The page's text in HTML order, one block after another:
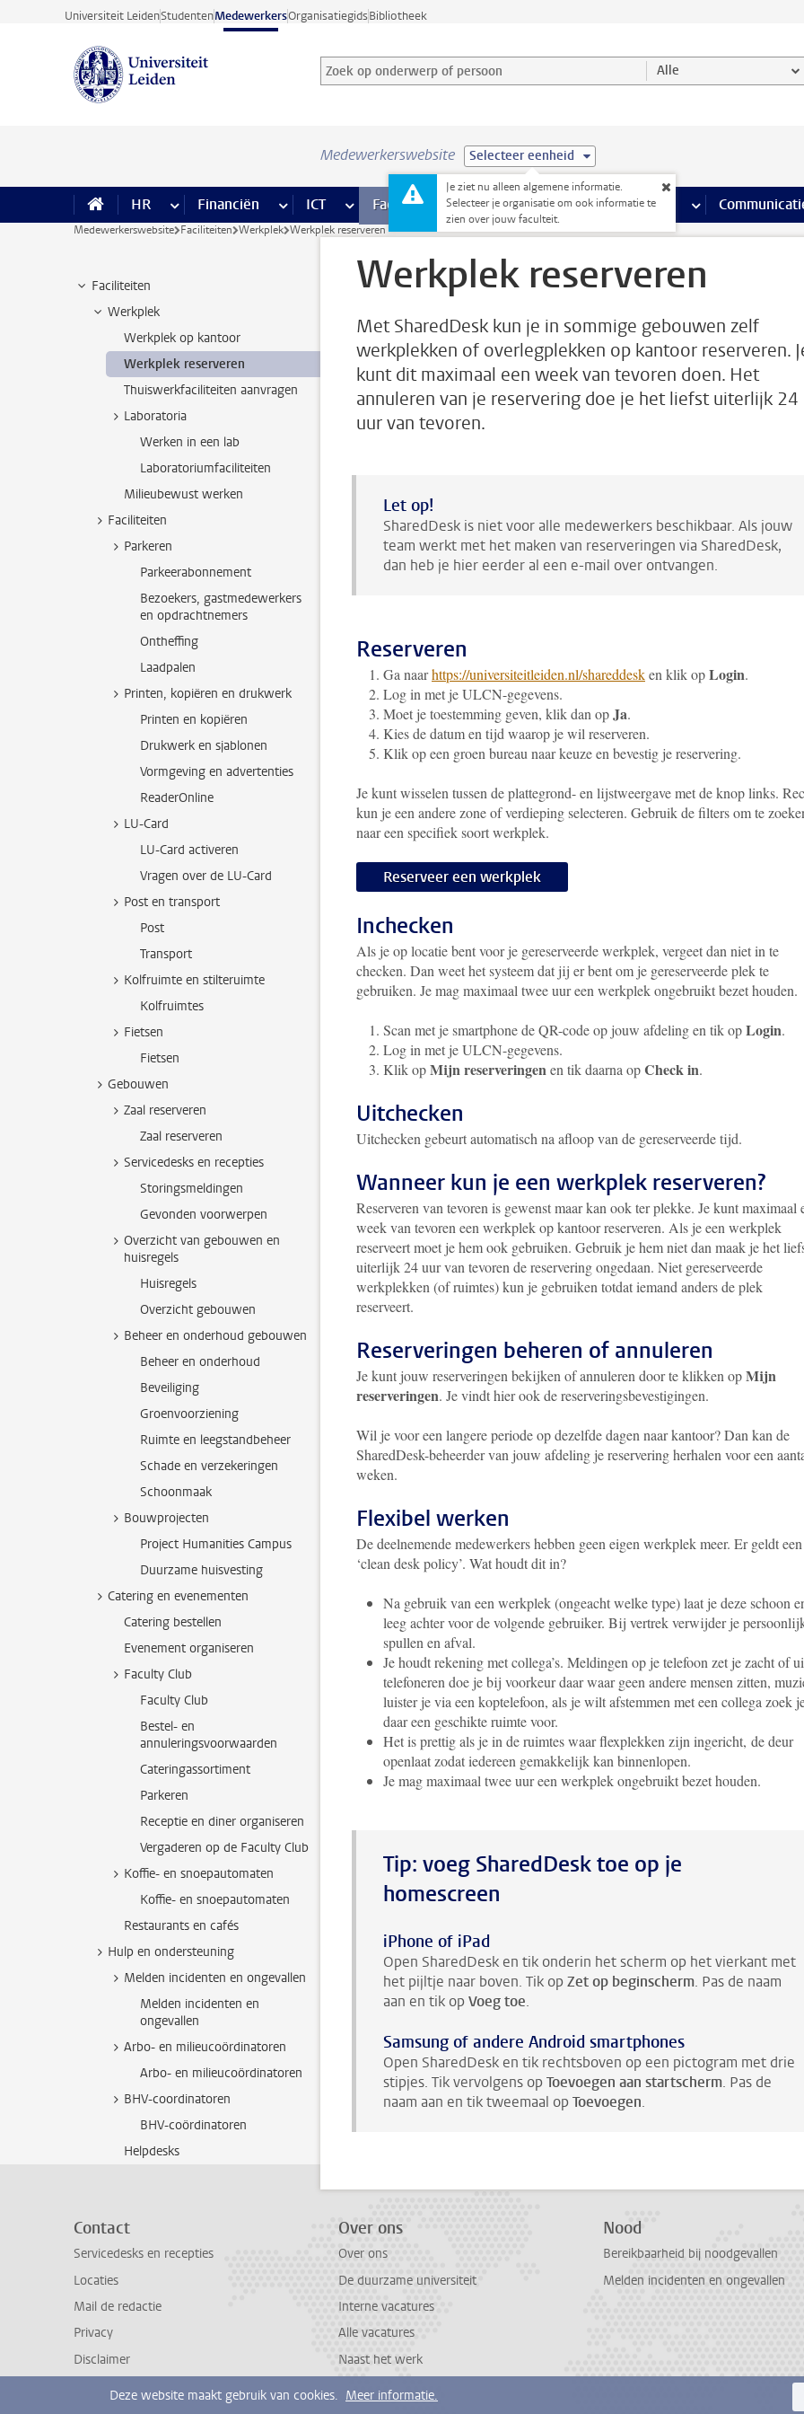
Ga direct naar de inhoud
Universiteit LeidenStudentenMedewerkersOrganisatiegidsBibliotheek
Zoek op onderwerp of persoon en selecteer categorie
Zoekterm Alle
Medewerkerswebsite Selecteer eenheid
Je ziet nu alleen algemene informatie.
Selecteer je organisatie om ook informatie te
zien over jouw faculteit.
HR meer HR pagina’s
Financiën meer Financiën pagina’s
ICT meer ICT pagina’s
Faciliteiten meer Faciliteiten pagina’s
Onderwijs meer Onderwijs pagina’s
Onderzoek meer Onderzoek
Medewerkerswebsite Faciliteiten Werkplek Werkplek reserveren
Faciliteiten
Werkplek
Werkplek op kantoor
Werkplek reserveren
Thuiswerkfaciliteiten aanvragen
Laboratoria
Werken in een lab
Laboratoriumfaciliteiten
Milieubewust werken
Faciliteiten
Parkeren
Parkeerabonnement
Bezoekers, gastmedewerkers
en opdrachtnemers
Ontheffing
Laadpalen
Printen, kopiëren en drukwerk
Printen en kopiëren
Drukwerk en sjablonen
Vormgeving en advertenties
ReaderOnline
LU-Card
LU-Card activeren
Vragen over de LU-Card
Post en transport
Post
Transport
Kolfruimte en stilteruimte
Kolfruimtes
Fietsen
Fietsen
Gebouwen
Zaal reserveren
Zaal reserveren
Servicedesks en recepties
Storingsmeldingen
Gevonden voorwerpen
Overzicht van gebouwen en
huisregels
Huisregels
Overzicht gebouwen
Beheer en onderhoud gebouwen
Beheer en onderhoud
Beveiliging
Groenvoorziening
Ruimte en leegstandbeheer
Schade en verzekeringen
Schoonmaak
Bouwprojecten
Project Humanities Campus
Duurzame huisvesting
Catering en evenementen
Catering bestellen
Evenement organiseren
Faculty Club
Faculty Club
Bestel- en
annuleringsvoorwaarden
Cateringassortiment
Parkeren
Receptie en diner organiseren
Vergaderen op de Faculty Club
Koffie- en snoepautomaten
Koffie- en snoepautomaten
Restaurants en cafés
Hulp en ondersteuning
Melden incidenten en ongevallen
Melden incidenten en
ongevallen
Arbo- en milieucoördinatoren
Arbo- en milieucoördinatoren
BHV-coordinatoren
BHV-coördinatoren
Helpdesks
Werkplek reserveren
Met SharedDesk kun je in sommige gebouwen zelf
werkplekken of overlegplekken op kantoor reserveren.
kunt dit maximaal een week van tevoren doen. Het
annuleren van je reservering doe je het liefst uiterlijk 24
uur van tevoren.
Let op!
SharedDesk is niet voor alle medewerkers beschikbaar. Als jouw
team werkt met het maken van reserveringen via SharedDesk,
dan heb je hier eerder al een e-mail over ontvangen.
Reserveren
Ga naarhttps://universiteitleiden.nl/shareddesken klik opLogin.
Log in met je ULCN-gegevens.
Moet je toestemming geven, klik dan opJa.
Kies de datum en tijd waarop je wil reserveren.
Klik op een groen bureau naar keuze en bevestig je reservering.
Je kunt wisselen tussen de plattegrond- en lijstweergave met de knop links.
kun je een andere zone of verdieping selecteren. Gebruik de filters om te
naar een specifiek soort werkplek.
Reserveer een werkplek
Inchecken
Als je op locatie bent voor je gereserveerde werkplek, vergeet dan niet in te
checken. Dan weet het systeem dat jij er bent om je gereserveerde plek te
gebruiken. Je mag maximaal twee uur een werkplek ongebruikt bezet houden.
Scan met je smartphone de QR-code op jouw afdeling en tik opLogin.
Log in met je ULCN-gegevens.
Klik opMijn reserveringenen tik daarna opCheck in.
Uitchecken
Uitchecken gebeurt automatisch na afloop van de gereserveerde tijd.
Wanneer kun je een werkplek reserveren?
Reserveren van tevoren is gewenst maar kan ook ter plekke. Je kunt maximaal
week van tevoren een werkplek op kantoor reserveren. Als je een werkplek
reserveert moet je hem ook gebruiken. Gebruik je hem niet dan maak je het
uiterlijk 24 uur van tevoren de reservering ongedaan. Niet gereserveerde
werkplekken (of ruimtes) kun je gebruiken totdat iemand anders de plek
reserveert.
Reserveringen beheren of annuleren
Je kunt jouw reserveringen bekijken of annuleren door te klikken opMijn
reserveringen. Je vindt hier ook de reserveringsbevestigingen.
Wil je voor een langere periode op dezelfde dagen naar kantoor? Dan kan de
SharedDesk-beheerder van jouw afdeling je reservering herhalen voor een
weken.
Flexibel werken
De deelnemende medewerkers hebben geen eigen werkplek meer. Er geldt een
‘clean desk policy’. Wat houdt dit in?
Na gebruik van een werkplek (ongeacht welke type) laat je deze schoon
leeg achter voor de volgende gebruiker. Bij vertrek verwijder je
spullen en afval.
Je houdt rekening met collega’s. Meldingen op je telefoon zet je zacht of
telefoneren doe je bij voorkeur daar waar geen andere mensen zitten,
luister je via een koptelefoon, als je wilt afstemmen met een collega zoek
daar een geschikte ruimte voor.
Het is prettig als je in de ruimtes waar flexplekken zijn ingericht, de deur
openlaat zodat iedereen gemakkelijk kan binnenlopen.
Je mag maximaal twee uur een werkplek ongebruikt bezet houden.
Tip: voeg SharedDesk toe op je
homescreen
iPhone of iPad
Open SharedDesk en tik onderin het scherm op het vierkant met
het pijltje naar boven. Tik opZet op beginscherm. Pas de naam
aan en tik opVoeg toe.
Samsung of andere Android smartphones
Open SharedDesk en tik rechtsboven op een pictogram met drie
stipjes. Tik vervolgens opToevoegen aan startscherm. Pas de
naam aan en tik tweemaal opToevoegen.
Contact
Servicedesks en recepties
Locaties
Mail de redactie
Privacy
Disclaimer
Over ons
Over ons
De duurzame universiteit
Interne vacatures
Alle vacatures
Naast het werk
Nood
Bereikbaarheid bij noodgevallen
Melden incidenten en ongevallen
Deze website maakt gebruik van cookies. Meer informatie.